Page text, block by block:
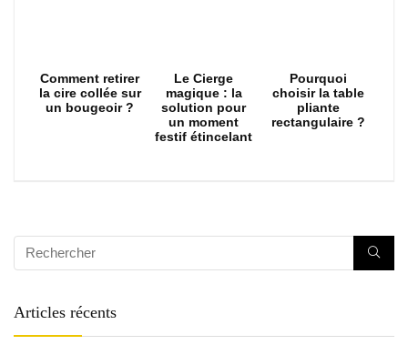
Comment retirer
la cire collée sur
un bougeoir ?
Le Cierge
magique : la
solution pour
un moment
festif étincelant
Pourquoi
choisir la table
pliante
rectangulaire ?
Articles récents